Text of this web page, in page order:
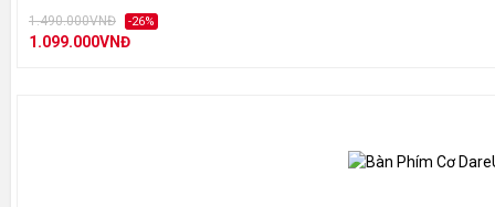
1.490.000VNĐ -26%
1.099.000VNĐ